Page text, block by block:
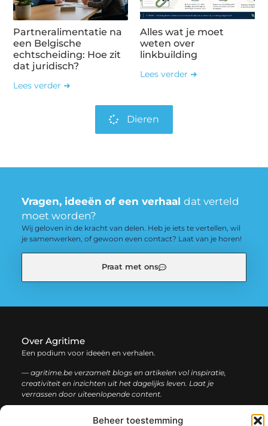
Beheer toestemming
Partneralimentatie na
een Belgische
echtscheiding: Hoe zit
dat juridisch?
Lees verder ➜
Alles wat je moet
weten over
linkbuilding
Lees verder ➜
Dieren
Vragen, ideeën of een verhaal dat verteld
moet worden?
Wij geloven in de kracht van delen. Heb je iets te vertellen, wil
je samenwerken, of gewoon even contact? Laat van je horen!
Praat met ons
Over Agritime
Een podium voor ideeën en verhalen.
— agritime.be verzamelt blogs en artikelen vol inspiratie,
creativiteit en inzichten uit het dagelijks leven. Laat je
verrassen door uiteenlopende content.